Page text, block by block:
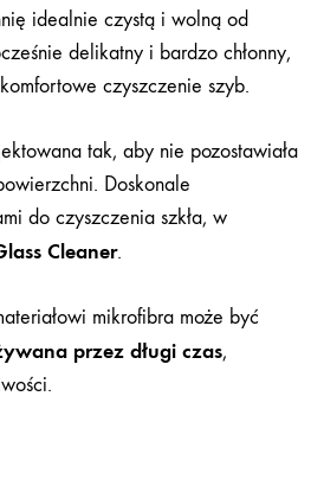
idealnie czystą i wolną od
delikatny i bardzo chłonny,
czyszczenie szyb.
tak, aby nie pozostawiała
Doskonale
do czyszczenia szkła, w
Cleaner.
mikrofibra może być
przez długi czas,